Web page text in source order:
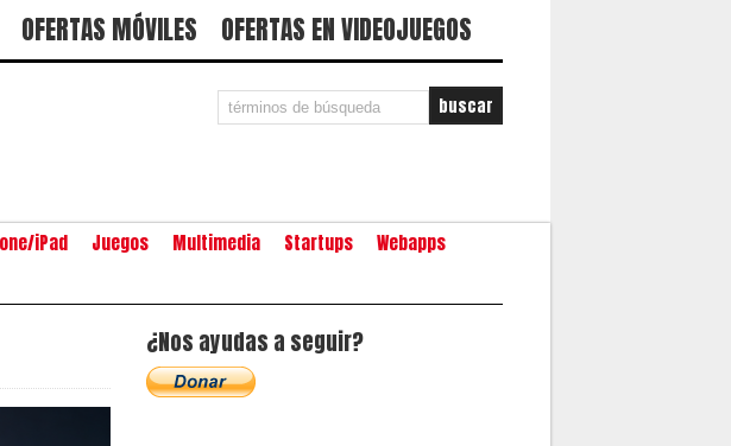
OFERTAS MÓVILES OFERTAS EN VIDEOJUEGOS
iPad Juegos Multimedia Startups
Webapps
¿Nos ayudas a seguir?